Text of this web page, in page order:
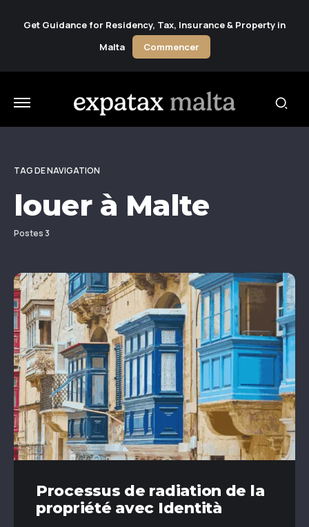
Get Guidance for Residency, Tax, Insurance & Property in
Malta
Commencer
TAG DE NAVIGATION
louer à Malte
Postes 3
Processus de radiation de la
propriété avec Identità